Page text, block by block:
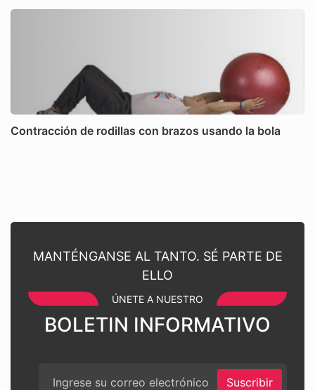
Contracción de rodillas con brazos usando la bola
MANTÉNGANSE AL TANTO. SÉ PARTE DE
ELLO
ÚNETE A NUESTRO
BOLETIN INFORMATIVO
Suscribir